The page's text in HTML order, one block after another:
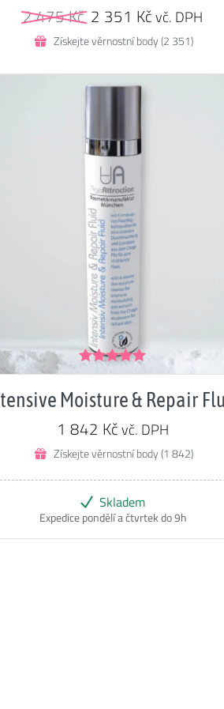
2 475Kč Původní
cena
2
2 351 KčAktuální
cena
2
vč. DPH
Získejte věrnostní body (2 351)
Hodnocení
Moisture & Repair
1 842 Kčvč. DPH
Získejte věrnostní body (1 842)
Skladem
Expedice pondělí a čtvrtek do 9h